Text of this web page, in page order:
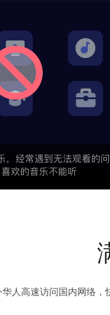
人高速访问国内网络，